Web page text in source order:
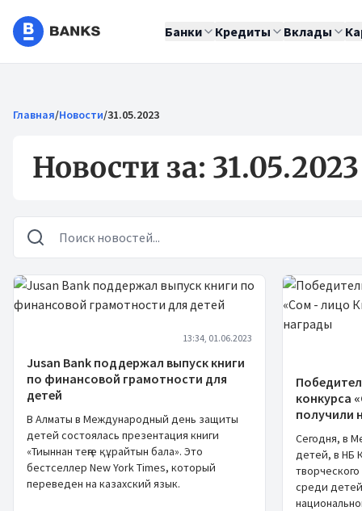
Банки Кредиты Вклады
Главная/Новости/31.05.2023
Новости за: 31.05.2023
Новости
13:34, 01.06.2023
Jusan Bank поддержал выпуск книги
по финансовой грамотности для
детей
В Алматы в Международный день защиты
детей состоялась презентация книги
«Тиыннан теңге құрайтын бала». Это
бестселлер New York Times, который
переведен на казахский язык.
конкурса
получили
Сегодня, в
детей, в НБ
среди